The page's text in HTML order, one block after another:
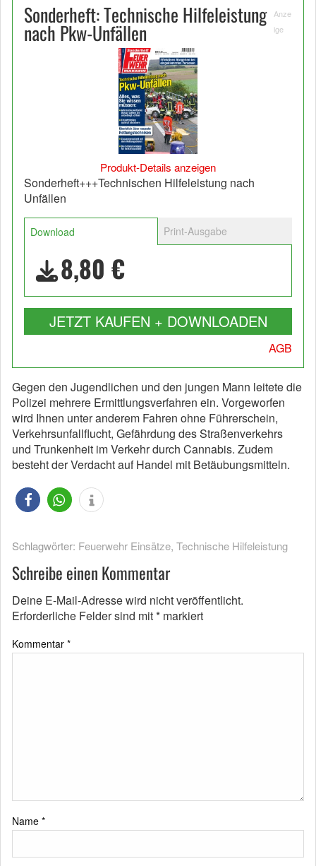
Sonderheft: Technische Hilfeleistung
nach Pkw-Unfällen
Anze
ige
Produkt-Details anzeigen
Sonderheft+++Technischen Hilfeleistung nach
Unfällen
Download Print-Ausgabe
8,80 €
JETZT KAUFEN + DOWNLOADEN
AGB
Gegen den Jugendlichen und den jungen Mann leitete die
Polizei mehrere Ermittlungsverfahren ein. Vorgeworfen
wird Ihnen unter anderem Fahren ohne Führerschein,
Verkehrsunfallflucht, Gefährdung des Straßenverkehrs
und Trunkenheit im Verkehr durch Cannabis. Zudem
besteht der Verdacht auf Handel mit Betäubungsmitteln.
Schlagwörter: Feuerwehr Einsätze, Technische Hilfeleistung
Schreibe einen Kommentar
Deine E-Mail-Adresse wird nicht veröffentlicht.
Erforderliche Felder sind mit* markiert
Kommentar *
Name *